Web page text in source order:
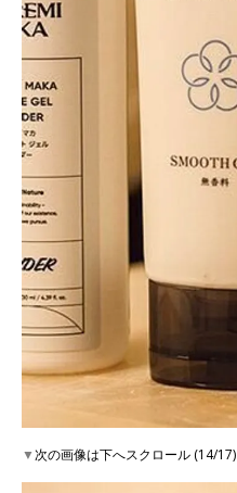
▼次の画像は下へスクロール (14/17)